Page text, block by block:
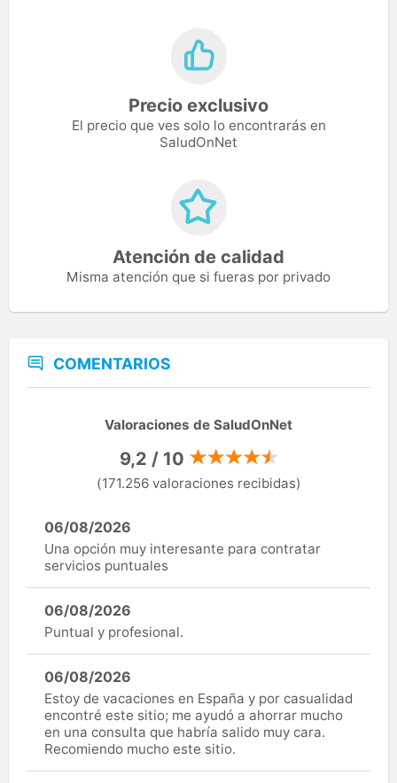
Precio exclusivo
El precio que ves solo lo encontrarás en
SaludOnNet
Atención de calidad
Misma atención que si fueras por privado
COMENTARIOS
Valoraciones de SaludOnNet
9,2 / 10
(171.256 valoraciones recibidas)
06/08/2026
Una opción muy interesante para contratar
servicios puntuales
06/08/2026
Puntual y profesional.
06/08/2026
Estoy de vacaciones en España y por casualidad
encontré este sitio; me ayudó a ahorrar mucho
en una consulta que habría salido muy cara.
Recomiendo mucho este sitio.